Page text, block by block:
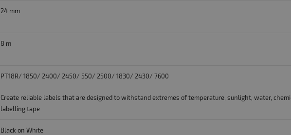
24 mm
8 m
PT18R/ 1850/ 2400/ 2450/ 550/ 2500/ 1830/ 2430/ 7600
Create reliable labels that are designed to withstand extremes of temperature, sunlight, water,
labelling tape
Black on White